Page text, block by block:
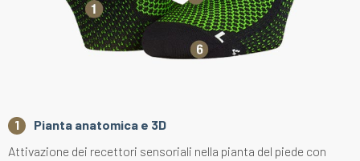
Pianta anatomica e 3D
Attivazione dei recettori sensoriali nella pianta del piede con